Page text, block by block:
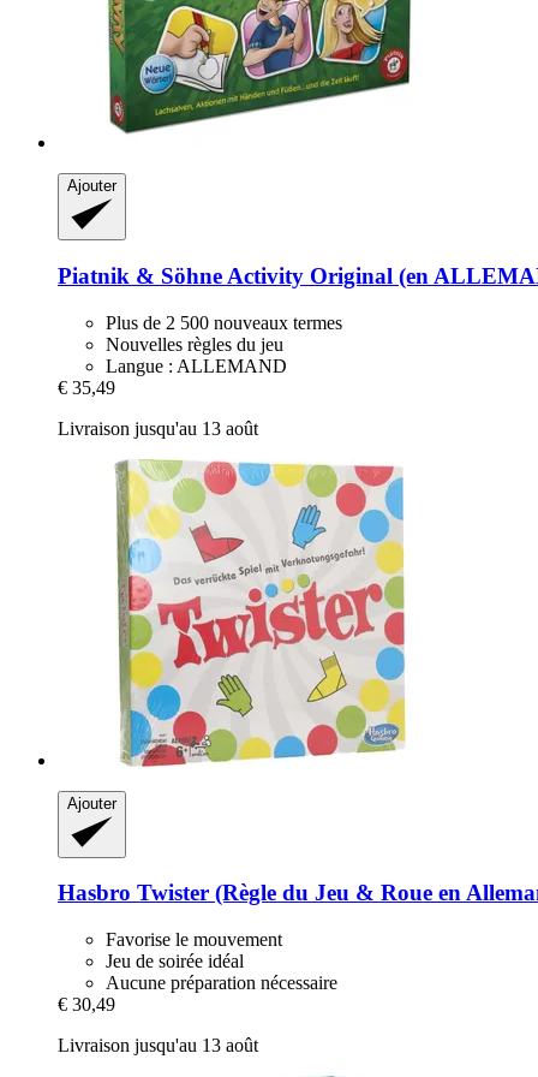
Ajouter
Piatnik & Söhne Activity Original (en
Plus de 2 500 nouveaux termes
Nouvelles règles du jeu
Langue : ALLEMAND
€ 35,49
Livraison jusqu'au 13 août
Ajouter
Hasbro Twister (Règle du Jeu & Roue en
Favorise le mouvement
Jeu de soirée idéal
Aucune préparation nécessaire
€ 30,49
Livraison jusqu'au 13 août